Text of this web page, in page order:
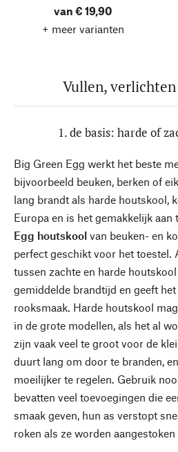
van € 19,90
+ meer varianten
Vullen,
1. de basis: harde of
Big Green Egg werkt het beste
bijvoorbeeld beuken, berken of
lang brandt als harde houtskool,
Europa en is het gemakkelijk aan
Egg houtskool van beuken- en
perfect geschikt voor het toestel.
tussen zachte en harde
gemiddelde brandtijd en geeft het
rooksmaak. Harde houtskool
in de grote modellen, als het al
zijn vaak veel te groot voor de
duurt lang om door te branden,
moeilijker te regelen. Gebruik
bevatten veel toevoegingen die
smaak geven, hun as verstopt
roken als ze worden aangestoken